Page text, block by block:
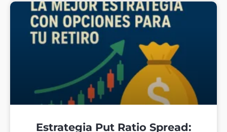
Estrategia Put Ratio Spread: